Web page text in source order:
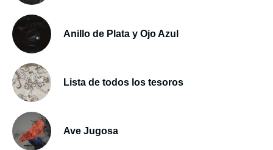
Anillo de Plata y Ojo Azul
Lista de todos los tesoros
Ave Jugosa